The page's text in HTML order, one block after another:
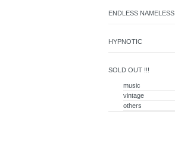
ENDLESS NAMELESS
HYPNOTIC
SOLD OUT !!!
music
vintage
others